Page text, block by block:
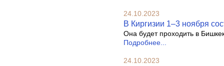
24.10.2023
В Киргизии 1–3 ноября
Она будет проходить в
Подробнее...
24.10.2023